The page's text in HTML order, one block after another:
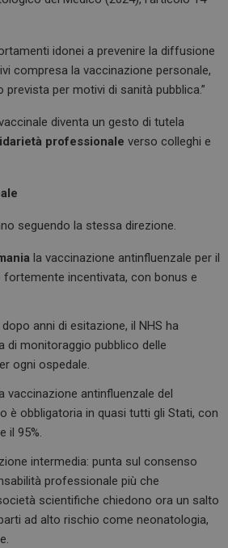
idonei a prevenire la diffusione
compresa la vaccinazione personale,
per motivi di sanità pubblica.”
diventa un gesto di tutela
professionale verso colleghi e
seguendo la stessa direzione.
la vaccinazione antinfluenzale per il
fortemente incentivata, con bonus e
dopo anni di esitazione, il NHS ha
di monitoraggio pubblico delle
ogni ospedale.
vaccinazione antinfluenzale del
è obbligatoria in quasi tutti gli Stati, con
il 95%.
intermedia: punta sul consenso
professionale più che
scientifiche chiedono ora un salto
ad alto rischio come neonatologia,